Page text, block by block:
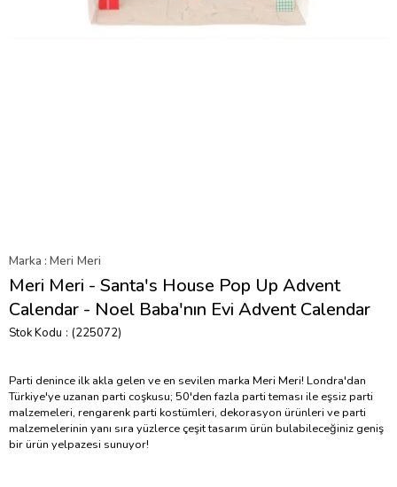
Marka : Meri Meri
Meri Meri - Santa's House Pop Up Advent
Calendar - Noel Baba'nın Evi Advent Calendar
Stok Kodu (225072)
Parti denince ilk akla gelen ve en sevilen marka Meri Meri! Londra'dan
Türkiye'ye uzanan parti coşkusu; 50'den fazla parti teması ile eşsiz parti
malzemeleri, rengarenk parti kostümleri, dekorasyon ürünleri ve parti
malzemelerinin yanı sıra yüzlerce çeşit tasarım ürün bulabileceğiniz geniş
bir ürün yelpazesi sunuyor!